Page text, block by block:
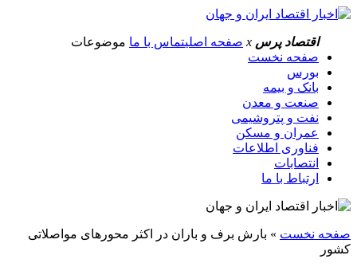
اقتصاد پرس x صفحه اصلیتماس با ما موضوعات
صفحه نخست
بورس
بانک و بیمه
صنعت و معدن
نفت و پتروشیمی
عمران و مسکن
فناوری اطلاعات
انتصابات
ارتباط با ما
صفحه نخست » بارش برف و باران در اکثر محورهای مواصلاتی
کشور